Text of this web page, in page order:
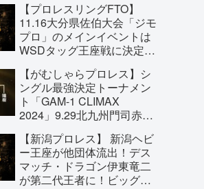
【プロレスリングFTO】
11.16大分県佐伯大会「ジモ
プロ」のメインイベントは
WSDタッグ王座戦に決定！
を目指す！
【がむしゃらプロレス】シ
ングル最強決定トーナメン
ト「GAM-1 CLIMAX
2024」9.29北九州門司赤煉
【新潟プロレス】 新潟ヘビ
ー王座が他団体流出！デス
マッチ・ドラゴン伊東竜二
が第二代王者に！ビッグ・